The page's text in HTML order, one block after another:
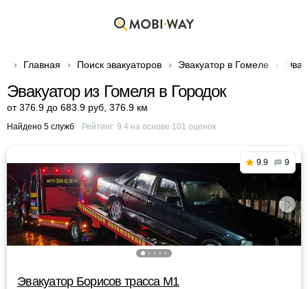
Главная Поиск эвакуаторов Эвакуатор в Гомеле
Эвакуатор из Гомеля в Городок
от 376.9 до 683.9 руб 376.9 км
Найдено 5 служб Рейтинг: 9.4на основе 101 оценок
9.9 9
Эвакуатор Борисов трасса М1